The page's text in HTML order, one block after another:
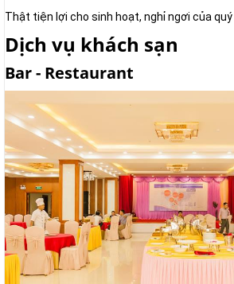
Thật tiện lợi cho sinh hoạt, nghỉ ngơi của quý
Dịch vụ khách sạn
Bar - Restaurant